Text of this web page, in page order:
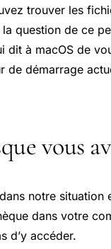
trouver les
question de ce
dit à macOS de
de démarrage
vous
notre
dans votre
d’y accéder.